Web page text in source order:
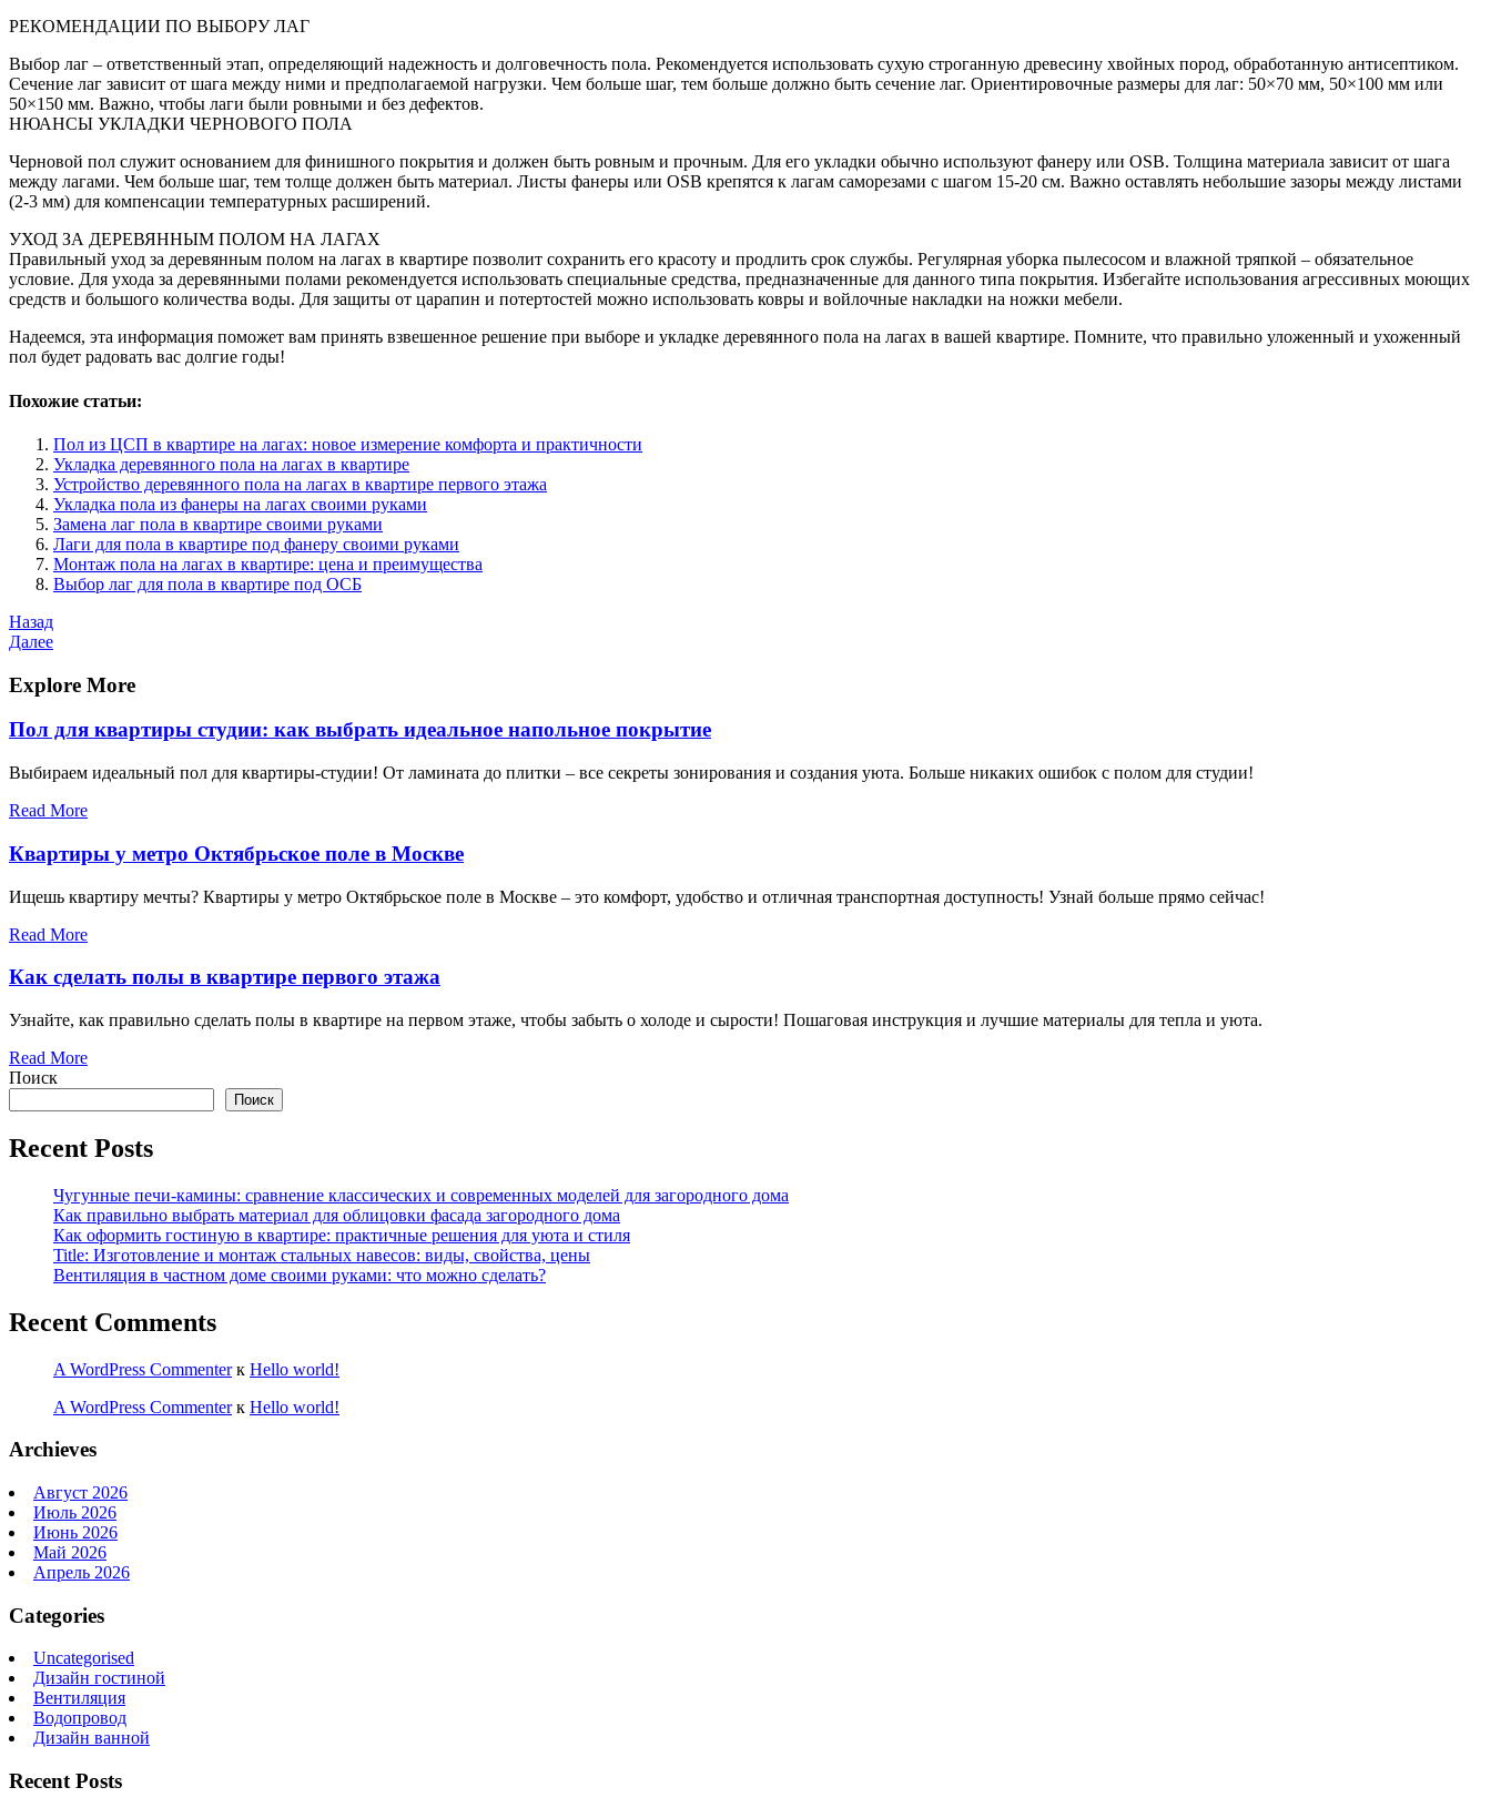
РЕКОМЕНДАЦИИ ПО ВЫБОРУ ЛАГ
Выбор лаг – ответственный этап, определяющий надежность и долговечность пола. Рекомендуется использовать сухую строганную древесину хвойных пород, обработанную антисептиком.
Сечение лаг зависит от шага между ними и предполагаемой нагрузки. Чем больше шаг, тем больше должно быть сечение лаг. Ориентировочные размеры для лаг: 50×70 мм, 50×100 мм или
50×150 мм. Важно, чтобы лаги были ровными и без дефектов.
НЮАНСЫ УКЛАДКИ ЧЕРНОВОГО ПОЛА
Черновой пол служит основанием для финишного покрытия и должен быть ровным и прочным. Для его укладки обычно используют фанеру или OSB. Толщина материала зависит от шага
между лагами. Чем больше шаг, тем толще должен быть материал. Листы фанеры или OSB крепятся к лагам саморезами с шагом 15-20 см. Важно оставлять небольшие зазоры между листами
(2-3 мм) для компенсации температурных расширений.
УХОД ЗА ДЕРЕВЯННЫМ ПОЛОМ НА ЛАГАХ
Правильный уход за деревянным полом на лагах в квартире позволит сохранить его красоту и продлить срок службы. Регулярная уборка пылесосом и влажной тряпкой – обязательное
условие. Для ухода за деревянными полами рекомендуется использовать специальные средства, предназначенные для данного типа покрытия. Избегайте использования агрессивных моющих
средств и большого количества воды. Для защиты от царапин и потертостей можно использовать ковры и войлочные накладки на ножки мебели.
Надеемся, эта информация поможет вам принять взвешенное решение при выборе и укладке деревянного пола на лагах в вашей квартире. Помните, что правильно уложенный и ухоженный
пол будет радовать вас долгие годы!
Похожие статьи:
Пол из ЦСП в квартире на лагах: новое измерение комфорта и практичности
Укладка деревянного пола на лагах в квартире
Устройство деревянного пола на лагах в квартире первого этажа
Укладка пола из фанеры на лагах своими руками
Замена лаг пола в квартире своими руками
Лаги для пола в квартире под фанеру своими руками
Монтаж пола на лагах в квартире: цена и преимущества
Выбор лаг для пола в квартире под ОСБ
Навигация
по
записям
Предыдущая
запись
Назад
Следующая
Далее
Explore More
Пол для квартиры студии: как выбрать идеальное напольное покрытие
Выбираем идеальный пол для квартиры-студии! От ламината до плитки – все секреты зонирования и создания уюта. Больше никаких ошибок с полом для студии!
Read More
Квартиры у метро Октябрьское поле в Москве
Ищешь квартиру мечты? Квартиры у метро Октябрьское поле в Москве – это комфорт, удобство и отличная транспортная доступность! Узнай больше прямо сейчас!
Read More
Как сделать полы в квартире первого этажа
Узнайте, как правильно сделать полы в квартире на первом этаже, чтобы забыть о холоде и сырости! Пошаговая инструкция и лучшие материалы для тепла и уюта.
Read More
Поиск
Поиск
Recent Posts
Чугунные печи-камины: сравнение классических и современных моделей для загородного дома
Как правильно выбрать материал для облицовки фасада загородного дома
Как оформить гостиную в квартире: практичные решения для уюта и стиля
Title: Изготовление и монтаж стальных навесов: виды, свойства, цены
Вентиляция в частном доме своими руками: что можно сделать?
Recent Comments
A WordPress Commenterк Hello world!
A WordPress Commenterк Hello world!
Archieves
Август 2026
Июль 2026
Июнь 2026
Май 2026
Апрель 2026
Categories
Uncategorised
Дизайн гостиной
Вентиляция
Водопровод
Дизайн ванной
Recent Posts